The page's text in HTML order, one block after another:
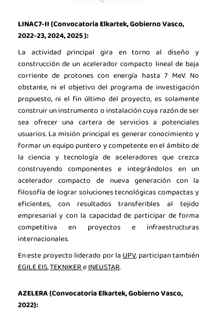
LINAC7-II (Convocatoria Elkartek, Gobierno Vasco,
2022-23, 2024, 2025):
La actividad principal gira en torno al diseño y
construcción de un acelerador compacto lineal de baja
corriente de protones con energía hasta 7 MeV. No
obstante, ni el objetivo del programa de investigación
propuesto, ni el fin último del proyecto, es solamente
construir un instrumento o instalación cuya razón de ser
sea ofrecer una cartera de servicios a potenciales
usuarios. La misión principal es generar conocimiento y
formar un equipo puntero y competente en el ámbito de
la ciencia y tecnología de aceleradores que crezca
construyendo componentes e integrándolos en un
acelerador compacto de nueva generación con la
filosofía de lograr soluciones tecnológicas compactas y
eficientes, con resultados transferibles al tejido
empresarial y con la capacidad de participar de forma
competitiva en proyectos e infraestructuras
internacionales.
En este proyecto liderado por laUPV, participan también
EGILE EIS,TEKNIKEReINEUSTAR.
AZELERA (Convocatoria Elkartek, Gobierno Vasco,
2022):